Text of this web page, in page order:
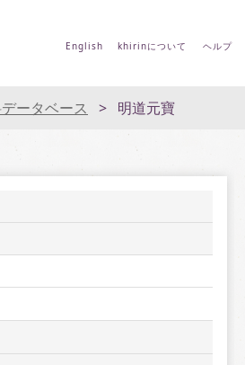
English khirinについて ヘルプ
ータベース 明道元寶